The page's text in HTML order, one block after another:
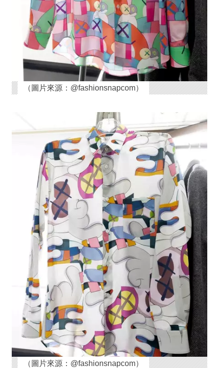
（圖片來源：@fashionsnapcom）
（圖片來源：@fashionsnapcom）